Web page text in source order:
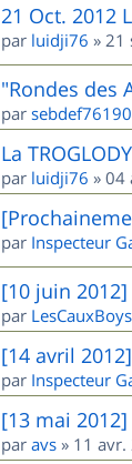
21 Oct. 2012
par luidji76 » 21
"Rondes des
par sebdef76190
La
par luidji76 » 04
par Inspecteur
[10 juin 2012]
par LesCauxBoys
[14 avril
par Inspecteur
[13 mai
par avs » 11 avr.